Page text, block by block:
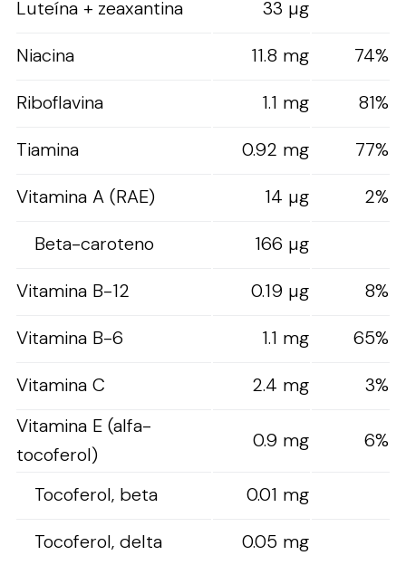
Luteína + zeaxantina
33 µg
Niacina
11.8 mg
74%
Riboflavina
1.1 mg
81%
Tiamina
0.92 mg
77%
Vitamina A (RAE)
14 µg
2%
Beta-caroteno
166 µg
Vitamina B-12
0.19 µg
8%
Vitamina B-6
1.1 mg
65%
Vitamina C
2.4 mg
3%
Vitamina E (alfa-
tocoferol)
0.9 mg 6%
Tocoferol, beta
0.01 mg
Tocoferol, delta
0.05 mg